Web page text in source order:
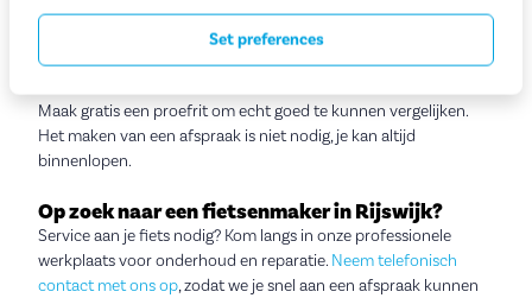
kinderfietsen,fietsaccessoiresen meer. Onze specialisten staan
voor je klaar om je te helpen met het uitzoeken van de perfecte
fiets.
Maak gratis een proefrit om echt goed te kunnen vergelijken.
Het maken van een afspraak is niet nodig, je kan altijd
binnenlopen.
Op zoek naar een fietsenmaker in Rijswijk?
Service aan je fiets nodig? Kom langs in onze professionele
werkplaats voor onderhoud en reparatie. Neem telefonisch
contact met ons op, zodat we je snel aan een afspraak kunnen
Set preferences